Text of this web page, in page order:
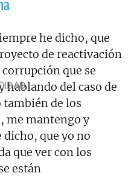
he dicho, que
de reactivación
que se
hablando del caso de
también de los
me mantengo y
que yo no
que ver con los
están